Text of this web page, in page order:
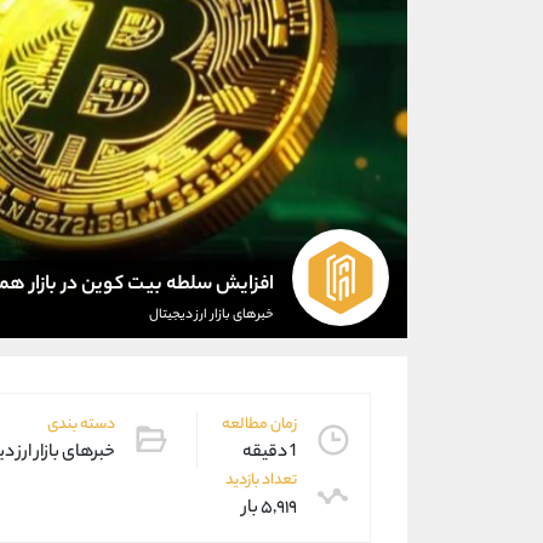
افزایش سلطه بیت کوین در بازار
خبرهای بازار ارز دیجیتال
زمان مطالعه
1 دقیقه
دسته بندی
خبرهای بازار ارز
تعداد بازدید
۵,۹۱۹ بار